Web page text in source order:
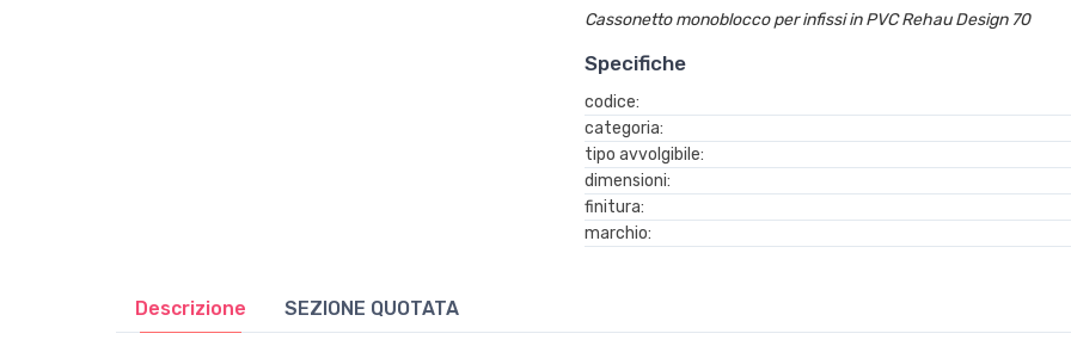
Cassonetto monoblocco per infissi in PVC Rehau Design 70
Specifiche
codice:
categoria:
tipo avvolgibile:
dimensioni:
finitura:
marchio:
Descrizione SEZIONE QUOTATA